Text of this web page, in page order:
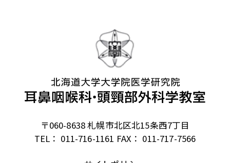
〒060-8638 札幌市北区北15条西7丁目
TEL： 011-716-1161 FAX： 011-717-7566